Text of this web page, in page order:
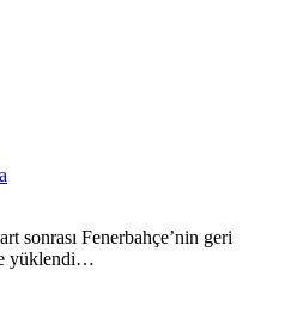
sonrası Fenerbahçe’nin geri
yüklendi…